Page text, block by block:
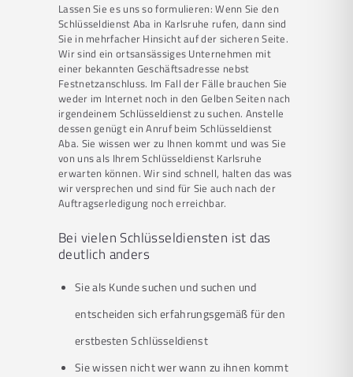
Lassen Sie es uns so formulieren: Wenn Sie den
Schlüsseldienst Aba in Karlsruhe rufen, dann sind
Sie in mehrfacher Hinsicht auf der sicheren Seite.
Wir sind ein ortsansässiges Unternehmen mit
einer bekannten Geschäftsadresse nebst
Festnetzanschluss. Im Fall der Fälle brauchen Sie
weder im Internet noch in den Gelben Seiten nach
irgendeinem Schlüsseldienst zu suchen. Anstelle
dessen genügt ein Anruf beim Schlüsseldienst
Aba. Sie wissen wer zu Ihnen kommt und was Sie
von uns als Ihrem Schlüsseldienst Karlsruhe
erwarten können. Wir sind schnell, halten das was
wir versprechen und sind für Sie auch nach der
Auftragserledigung noch erreichbar.
Bei vielen Schlüsseldiensten ist das
deutlich anders
Sie als Kunde suchen und suchen und
entscheiden sich erfahrungsgemäß für den
erstbesten Schlüsseldienst
Sie wissen nicht wer wann zu ihnen kommt